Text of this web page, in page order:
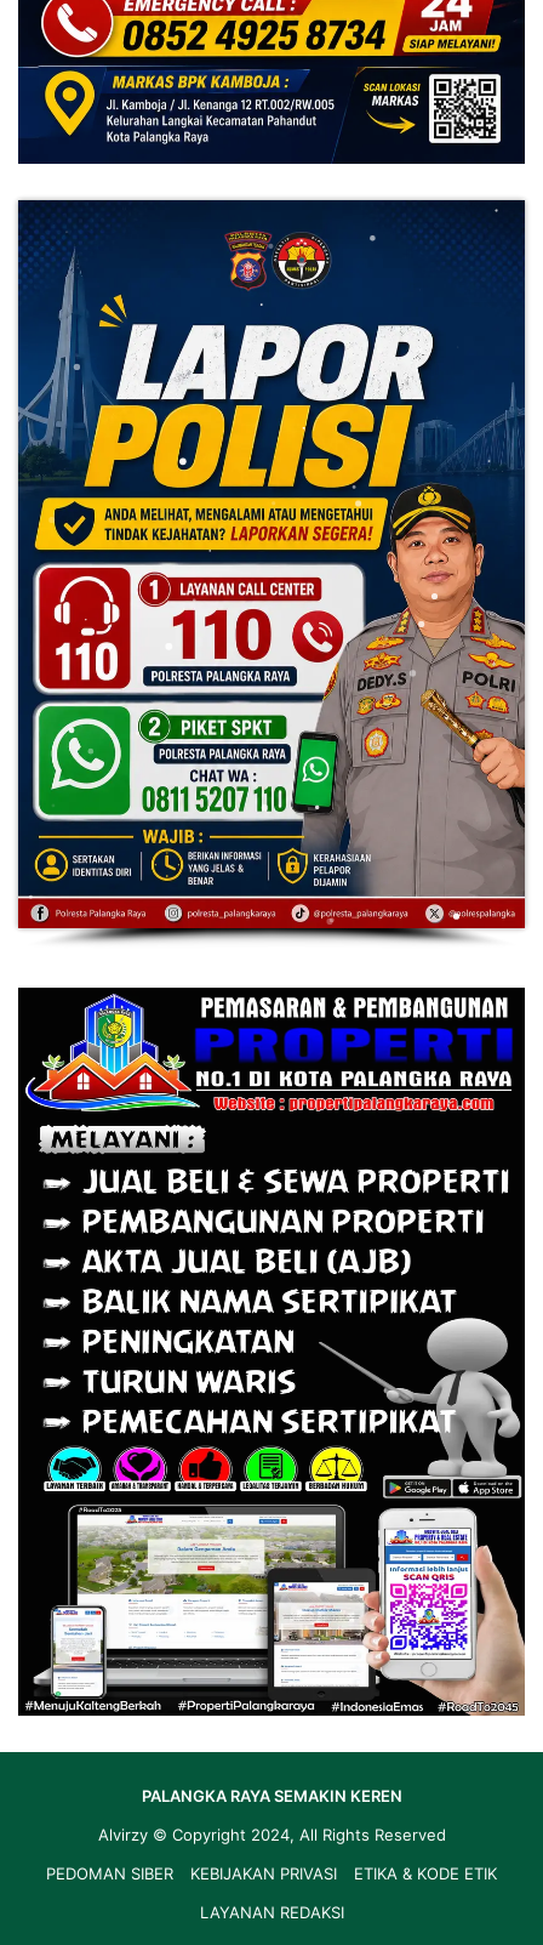
PALANGKA RAYA SEMAKIN KEREN
Alvirzy © Copyright 2024, All Rights Reserved
PEDOMAN SIBER
KEBIJAKAN PRIVASI
ETIKA & KODE ETIK
LAYANAN REDAKSI